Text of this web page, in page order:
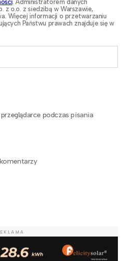
. Administratorem danych
z o.o. z siedzibą w Warszawie,
Więcej informacji o przetwarzaniu
Państwu prawach znajduje się w
podczas pisania